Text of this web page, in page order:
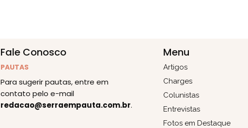
Fale Conosco
PAUTAS
Para sugerir pautas, entre em
contato pelo e-mail
redacao@serraempauta.com.br.
Menu
Artigos
Charges
Colunistas
Entrevistas
Fotos em Destaque